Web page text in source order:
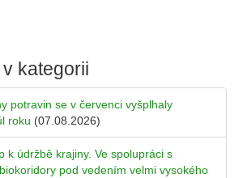
kategorii
potravin se v červenci vyšplhaly
roku (07.08.2026)
k údržbě krajiny. Ve spolupráci s
pod vedením velmi vysokého